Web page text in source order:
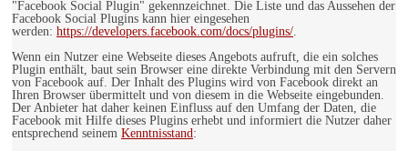
"Facebook Social Plugin" gekennzeichnet. Die Liste und das Aussehen der
Facebook Social Plugins kann hier eingesehen
werden: https://developers.facebook.com/docs/plugins/.
Wenn ein Nutzer eine Webseite dieses Angebots aufruft, die ein solches
Plugin enthält, baut sein Browser eine direkte Verbindung mit den Servern
von Facebook auf. Der Inhalt des Plugins wird von Facebook direkt an
Ihren Browser übermittelt und von diesem in die Webseite eingebunden.
Der Anbieter hat daher keinen Einfluss auf den Umfang der Daten, die
Facebook mit Hilfe dieses Plugins erhebt und informiert die Nutzer daher
entsprechend seinem Kenntnisstand: